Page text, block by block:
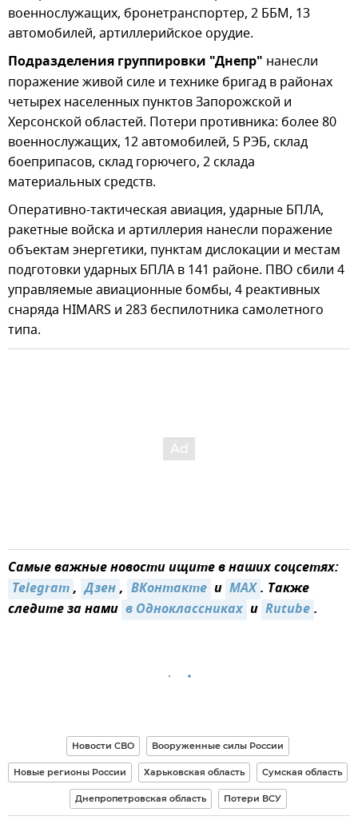
военнослужащих, бронетранспортер, 2 ББМ, 13
автомобилей, артиллерийское орудие.
Подразделения группировки "Днепр" нанесли
поражение живой силе и технике бригад в районах
четырех населенных пунктов Запорожской и
Херсонской областей. Потери противника: более 80
военнослужащих, 12 автомобилей, 5 РЭБ, склад
боеприпасов, склад горючего, 2 склада
материальных средств.
Оперативно-тактическая авиация, ударные БПЛА,
ракетные войска и артиллерия нанесли поражение
объектам энергетики, пунктам дислокации и местам
подготовки ударных БПЛА в 141 районе. ПВО сбили 4
управляемые авиационные бомбы, 4 реактивных
снаряда HIMARS и 283 беспилотника самолетного
типа.
Самые важные новости ищите в наших соцсетях:
Telegram, Дзен, ВКонтакте и MAX. Также
следите за нами в Одноклассниках и Rutube.
Новости СВО Вооруженные силы России
Новые регионы России Харьковская область Сумская область
Днепропетровская область Потери ВСУ